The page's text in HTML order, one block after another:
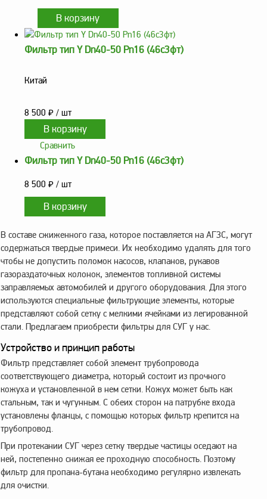
Фильтр тип Y Dn40-50 Рn16 (46с3фт)
Китай
8 500 ₽ / шт
Сравнить
Фильтр тип Y Dn40-50 Рn16 (46с3фт)
8 500 ₽ / шт
В составе сжиженного газа, которое поставляется на АГЗС, могут
содержаться твердые примеси. Их необходимо удалять для того
чтобы не допустить поломок насосов, клапанов, рукавов
газораздаточных колонок, элементов топливной системы
заправляемых автомобилей и другого оборудования. Для этого
используются специальные фильтрующие элементы, которые
представляют собой сетку с мелкими ячейками из легированной
стали. Предлагаем приобрести фильтры для СУГ у нас.
Устройство и принцип работы
Фильтр представляет собой элемент трубопровода
соответствующего диаметра, который состоит из прочного
кожуха и установленной в нем сетки. Кожух может быть как
стальным, так и чугунным. С обеих сторон на патрубке входа
установлены фланцы, с помощью которых фильтр крепится на
трубопровод.
При протекании СУГ через сетку твердые частицы оседают на
ней, постепенно снижая ее проходную способность. Поэтому
фильтр для пропана-бутана необходимо регулярно извлекать
для очистки.